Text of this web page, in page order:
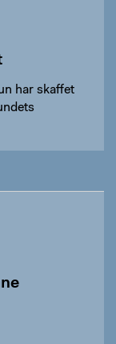
har skaffet